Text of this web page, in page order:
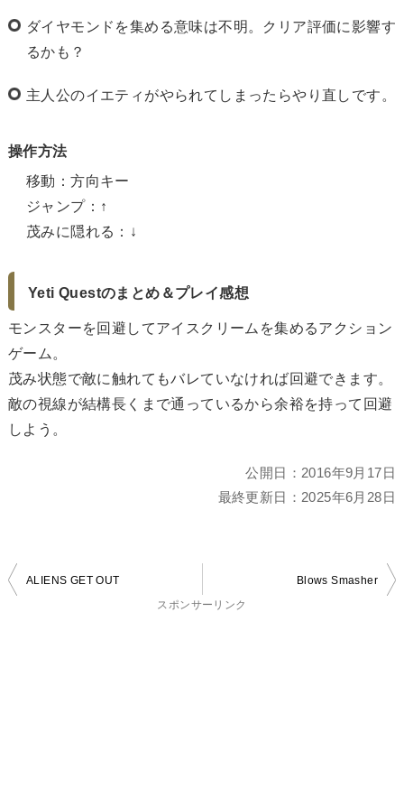
ダイヤモンドを集める意味は不明。クリア評価に影響す
るかも？
主人公のイエティがやられてしまったらやり直しです。
操作方法
移動：方向キー
ジャンプ：↑
茂みに隠れる：↓
Yeti Questのまとめ＆プレイ感想
モンスターを回避してアイスクリームを集めるアクション
ゲーム。
茂み状態で敵に触れてもバレていなければ回避できます。
敵の視線が結構長くまで通っているから余裕を持って回避
しよう。
公開日： 2016年9月17日
最終更新日： 2025年6月28日
投
ALIENS GET OUT
Blows Smasher
スポンサーリンク